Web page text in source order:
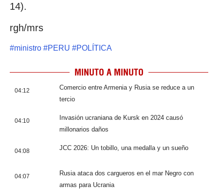
14).
rgh/mrs
#ministro #PERU #POLÍTICA
MINUTO A MINUTO
04:12
Comercio entre Armenia y Rusia se reduce a un
tercio
04:10
Invasión ucraniana de Kursk en 2024 causó
millonarios daños
04:08 JCC 2026: Un tobillo, una medalla y un sueño
04:07
Rusia ataca dos cargueros en el mar Negro con
armas para Ucrania